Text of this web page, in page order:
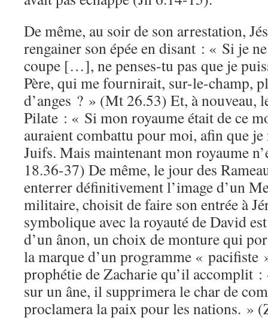
De même, au soir de son arrestation,
rengainer son épée en disant : « Si je
coupe […], ne penses-tu pas que je
Père, qui me fournirait, sur-le-champ,
d’anges ? » (Mt 26.53) Et, à nouveau,
Pilate : « Si mon royaume était de ce
auraient combattu pour moi, afin que
Juifs. Mais maintenant mon royaume
18.36-37) De même, le jour des
enterrer définitivement l’image d’un
militaire, choisit de faire son entrée à
symbolique avec la royauté de David
d’un ânon, un choix de monture qui
la marque d’un programme « pacifiste
prophétie de Zacharie qu’il accomplit
sur un âne, il supprimera le char de
proclamera la paix pour les nations. »